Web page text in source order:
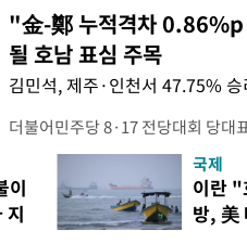
"金-鄭 누적격차 0.86%p
될 호남 표심 주목
김민석, 제주·인천서 47.75%
더불어민주당 8·17 전당대회 당대
보가 8일 제주·인천 지역 순회경선
다. 앞서 정청래 후보 우세 지역으
·울산·경남 경선에서 1승 1패를 주
제주·인천 경선에서 이기며 '2승 1
이
지
국제
이란 "
방, 美